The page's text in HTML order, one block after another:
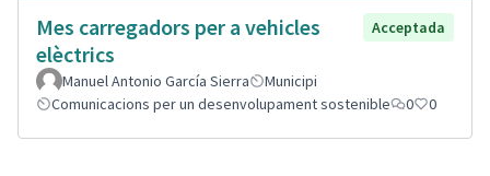
Mes carregadors per a vehicles
elèctrics
Acceptada
Manuel Antonio García Sierra
Municipi
Comunicacions per un desenvolupament sostenible
0 0